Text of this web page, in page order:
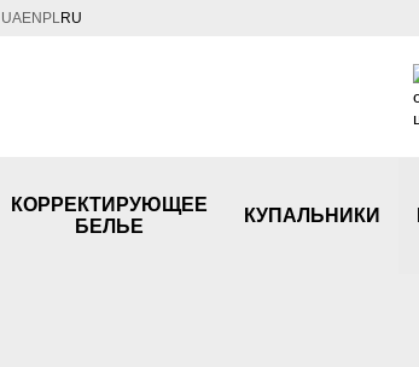
UAEN PLRU
КОРРЕКТИРУЮЩЕЕ
БЕЛЬЕ
КУПАЛЬНИКИ